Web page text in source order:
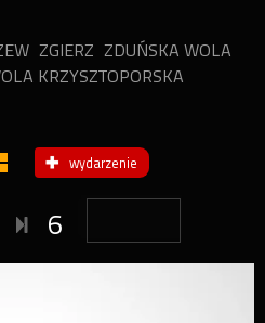
ZGIERZ ZDUŃSKA WOLA
KRZYSZTOPORSKA
wydarzenie
6